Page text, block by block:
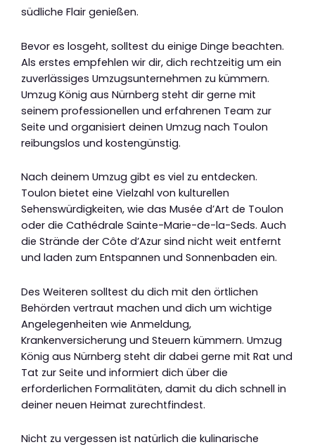
südliche Flair genießen.
Bevor es losgeht, solltest du einige Dinge beachten.
Als erstes empfehlen wir dir, dich rechtzeitig um ein
zuverlässiges Umzugsunternehmen zu kümmern.
Umzug König aus Nürnberg steht dir gerne mit
seinem professionellen und erfahrenen Team zur
Seite und organisiert deinen Umzug nach Toulon
reibungslos und kostengünstig.
Nach deinem Umzug gibt es viel zu entdecken.
Toulon bietet eine Vielzahl von kulturellen
Sehenswürdigkeiten, wie das Musée d’Art de Toulon
oder die Cathédrale Sainte-Marie-de-la-Seds. Auch
die Strände der Côte d’Azur sind nicht weit entfernt
und laden zum Entspannen und Sonnenbaden ein.
Des Weiteren solltest du dich mit den örtlichen
Behörden vertraut machen und dich um wichtige
Angelegenheiten wie Anmeldung,
Krankenversicherung und Steuern kümmern. Umzug
König aus Nürnberg steht dir dabei gerne mit Rat und
Tat zur Seite und informiert dich über die
erforderlichen Formalitäten, damit du dich schnell in
deiner neuen Heimat zurechtfindest.
Nicht zu vergessen ist natürlich die kulinarische